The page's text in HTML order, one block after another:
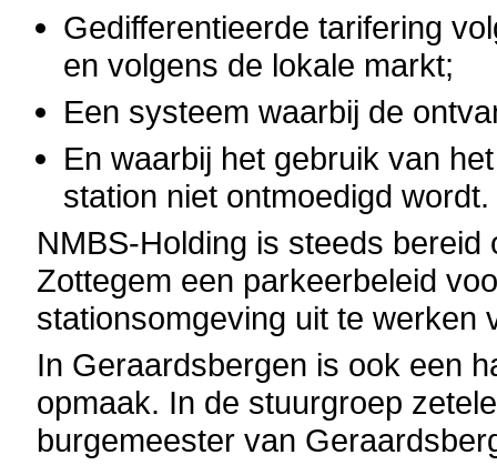
Gedifferentieerde tarifering
en volgens de lokale markt;
Een systeem waarbij de
En waarbij het gebruik van
station niet ontmoedigd wordt.
NMBS-Holding is steeds
Zottegem een parkeerbeleid
stationsomgeving uit te werken
In Geraardsbergen is ook een
opmaak. In de stuurgroep
burgemeester van